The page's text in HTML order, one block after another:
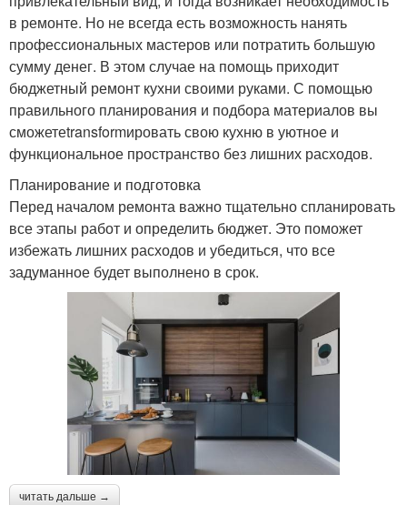
в ремонте. Но не всегда есть возможность нанять
профессиональных мастеров или потратить большую
сумму денег. В этом случае на помощь приходит
бюджетный ремонт кухни своими руками. С помощью
правильного планирования и подбора материалов вы
сможетеtransformировать свою кухню в уютное и
функциональное пространство без лишних расходов.
Планирование и подготовка
Перед началом ремонта важно тщательно спланировать
все этапы работ и определить бюджет. Это поможет
избежать лишних расходов и убедиться, что все
задуманное будет выполнено в срок.
читать дальше →